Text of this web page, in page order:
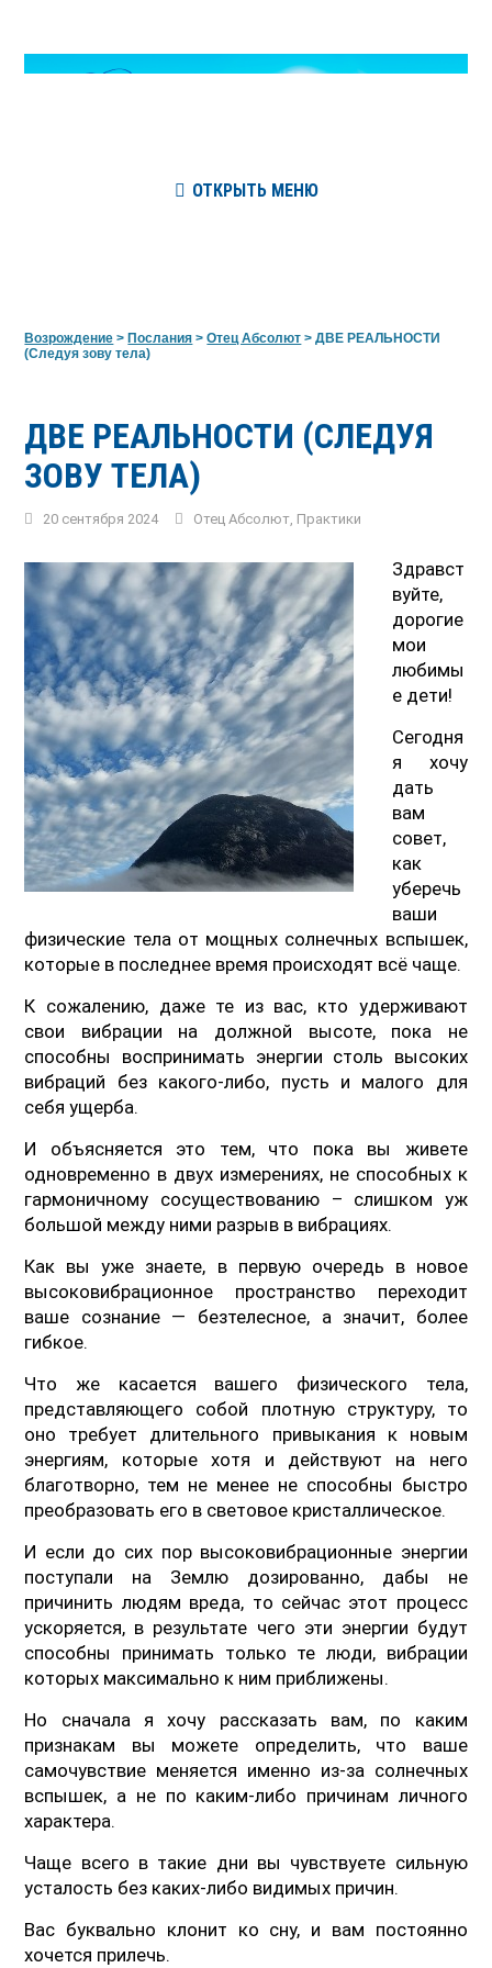
ОТКРЫТЬ МЕНЮ
Возрождение >Послания >Отец Абсолют >ДВЕ РЕАЛЬНОСТИ
(Следуя зову тела)
ДВЕ РЕАЛЬНОСТИ (СЛЕДУЯ
ЗОВУ ТЕЛА)
20 сентября 2024 Отец Абсолют Практики
Здравст
вуйте,
дорогие
мои
любимы
е дети!
Сегодня
я хочу
дать
вам
совет,
как
уберечь
ваши
физические тела от мощных солнечных вспышек,
которые в последнее время происходят всё чаще.
К сожалению, даже те из вас, кто удерживают
свои вибрации на должной высоте, пока не
способны воспринимать энергии столь высоких
вибраций без какого-либо, пусть и малого для
себя ущерба.
И объясняется это тем, что пока вы живете
одновременно в двух измерениях, не способных к
гармоничному сосуществованию – слишком уж
большой между ними разрыв в вибрациях.
Как вы уже знаете, в первую очередь в новое
высоковибрационное пространство переходит
ваше сознание — безтелесное, а значит, более
гибкое.
Что же касается вашего физического тела,
представляющего собой плотную структуру, то
оно требует длительного привыкания к новым
энергиям, которые хотя и действуют на него
благотворно, тем не менее не способны быстро
преобразовать его в световое кристаллическое.
И если до сих пор высоковибрационные энергии
поступали на Землю дозированно, дабы не
причинить людям вреда, то сейчас этот процесс
ускоряется, в результате чего эти энергии будут
способны принимать только те люди, вибрации
которых максимально к ним приближены.
Но сначала я хочу рассказать вам, по каким
признакам вы можете определить, что ваше
самочувствие меняется именно из-за солнечных
вспышек, а не по каким-либо причинам личного
характера.
Чаще всего в такие дни вы чувствуете сильную
усталость без каких-либо видимых причин.
Вас буквально клонит ко сну, и вам постоянно
хочется прилечь.